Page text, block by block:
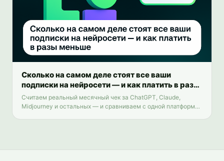
Сколько на самом деле стоят все ваши
подписки на нейросети — и как платить в разы
меньше
Считаем реальный месячный чек за ChatGPT, Claude,
Midjourney и остальных — и сравниваем с одной платформой